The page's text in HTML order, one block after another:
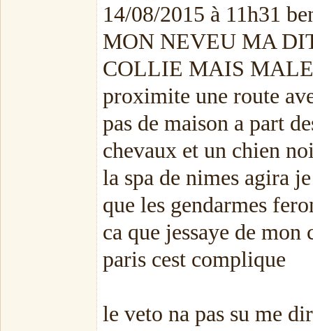
14/08/2015 à 11h31
MON NEVEU MA
COLLIE MAIS
proximite une route
pas de maison a part
chevaux et un chien
la spa de nimes agira
que les gendarmes
ca que jessaye de
paris cest complique
le veto na pas su me